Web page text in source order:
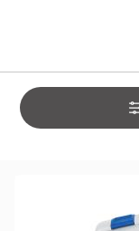
Hoppa
över
filtersektionen
Filtrera &